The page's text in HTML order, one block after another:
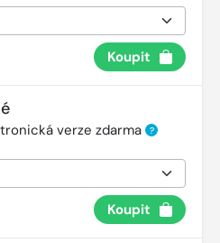
Koupit
verze zdarma ?
Koupit